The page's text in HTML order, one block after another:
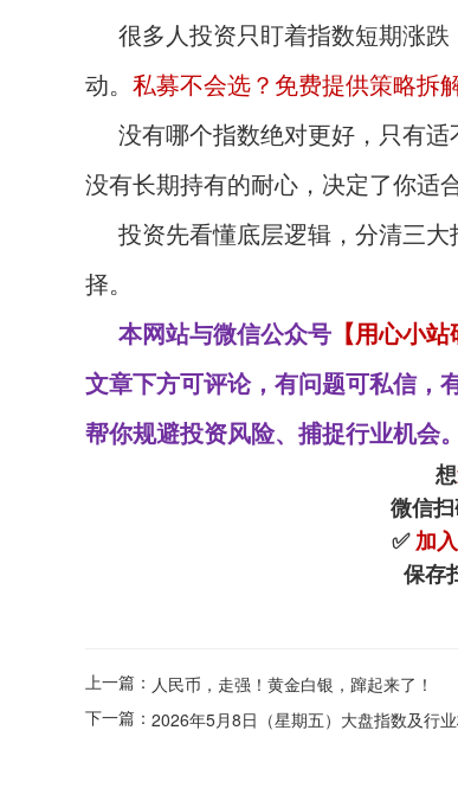
很多人投资只盯着指数短期涨
动。 私募不会选？免费提供策略拆
没有哪个指数绝对更好，只有
没有长期持有的耐心，决定了你适
投资先看懂底层逻辑，分清三
择。
本网站与微信公众号 【用心小站
文章下方可评论，有问题可私信，
帮你规避投资风险、捕捉行业机会。
想
微信
✅加入
保存
上一篇： 人民币，走强！黄金白银，蹿起来了！
下一篇： 2026年5月8日（星期五）大盘指数及行